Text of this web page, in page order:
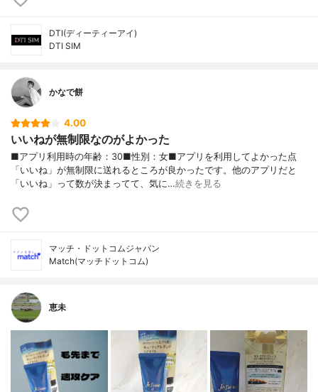
DTI(ディーティーアイ)
DTI SIM
かなで餅
4.00
いいねが無制限なのがよかった
■アプリ利用時の年齢：30■性別：女■アプリを利用してよかった点
「いいね」が無制限に送れるところが良かったです。他のアプリだと
「いいね」って数が決まってて、気に…続きを見る
マッチ・ドットコムジャパン
Match(マッチドットコム)
恵未